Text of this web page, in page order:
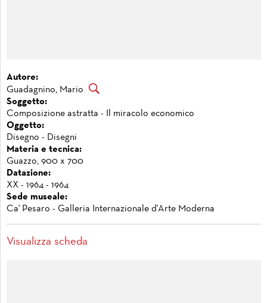
Autore:
Guadagnino, Mario
Soggetto:
Composizione astratta - Il miracolo economico
Oggetto:
Disegno - Disegni
Materia e tecnica:
Guazzo, 900 x 700
Datazione:
XX - 1964 - 1964
Sede museale:
Ca' Pesaro - Galleria Internazionale d'Arte Moderna
Visualizza scheda